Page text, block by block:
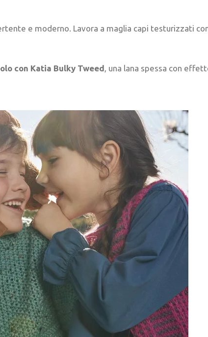
e moderno. Lavora a maglia capi testurizzati
con Katia Bulky Tweed, una lana spessa con